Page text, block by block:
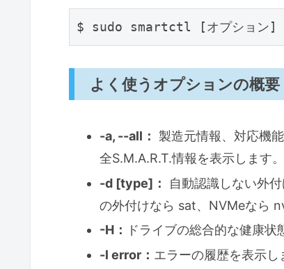
よく使うオプションの概要
-a, --all：
製造元情報、対応機
全S.M.A.R.T.情報を表示します。
-d [type]：
自動認識しない外
の外付けなら sat、NVMeなら
-H：
ドライブの総合的な健康
-l error： エラーの履歴を表示し